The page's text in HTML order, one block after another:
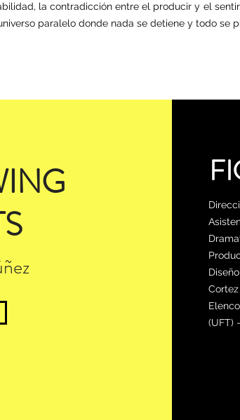
la contradicción entre el producir y el
paralelo donde nada se detiene y todo se
Cortez
(UFT)